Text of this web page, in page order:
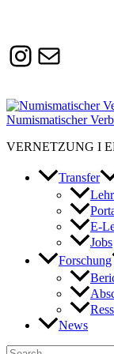
Instagram
Numismatischer
VERNETZUNG I
Transfer
E-
Jobs
Forschung
News